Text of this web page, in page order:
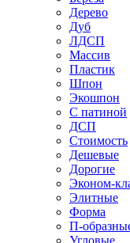
Дерево
Дуб
ЛДСП
Массив
Пластик
Шпон
Экошпон
С патиной
ДСП
Стоимость
Дешевые
Дорогие
Эконом-
Элитные
Форма
П-
Угловые